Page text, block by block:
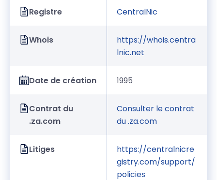
Registre CentralNic
Whois
https://whois.centra
lnic.net
Date de création 1995
Contrat du
.za.com
Consulter le contrat
du .za.com
Litiges
https://centralnicre
gistry.com/support/
policies